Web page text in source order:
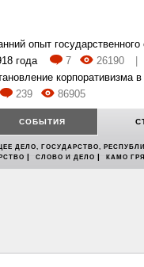
опыт
года
7 26190
корпоративизма
239
86905
СОБЫТИЯ
ДЕЛО, ГОСУДАРСТВО,
| СЛОВО И ДЕЛО | КАМО